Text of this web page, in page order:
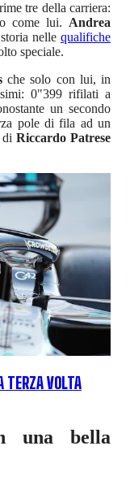
tre della carriera:
come lui. Andrea
nellequalifiche
speciale.
che solo con lui, in
0"399 rifilati a
un secondo
pole di fila ad un
diRiccardo Patrese
VOLTA
una bella